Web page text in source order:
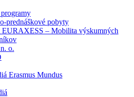
prednáškové pobyty
EURAXESS – Mobilita výskumných
o.
Erasmus Mundus